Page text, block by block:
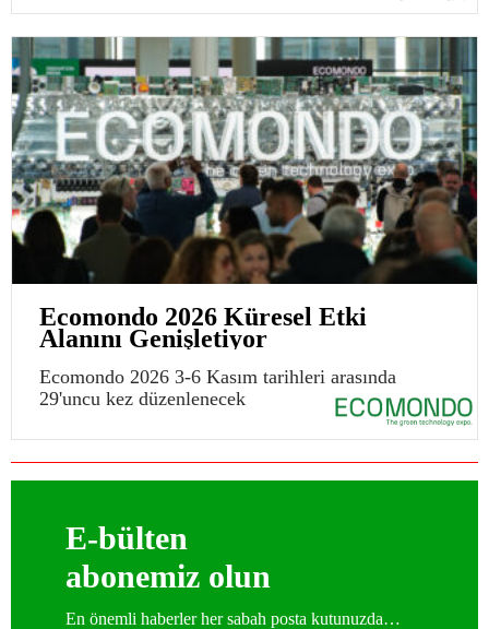
Ecomondo 2026 Küresel Etki
Alanını Genişletiyor
Ecomondo 2026 3-6 Kasım tarihleri arasında
29'uncu kez düzenlenecek
E-bülten
abonemiz olun
En önemli haberler her sabah posta kutunuzda…